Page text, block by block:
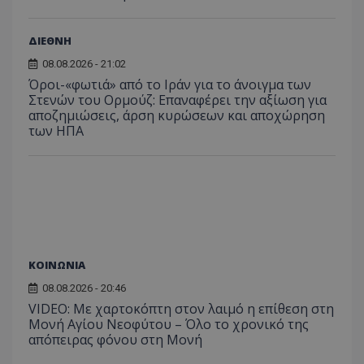
ΔΙΕΘΝΗ
08.08.2026 - 21:02
Όροι-«φωτιά» από το Ιράν για το άνοιγμα των
Στενών του Ορμούζ: Επαναφέρει την αξίωση για
αποζημιώσεις, άρση κυρώσεων και αποχώρηση
των ΗΠΑ
ΚΟΙΝΩΝΙΑ
08.08.2026 - 20:46
VIDEO: Με χαρτοκόπτη στον λαιμό η επίθεση στη
Μονή Αγίου Νεοφύτου – Όλο το χρονικό της
απόπειρας φόνου στη Μονή
ASP.NET_SessionId
Microsoft Corporation
VISITOR_PRIVACY_METADATA
YouTube
.youtube.com